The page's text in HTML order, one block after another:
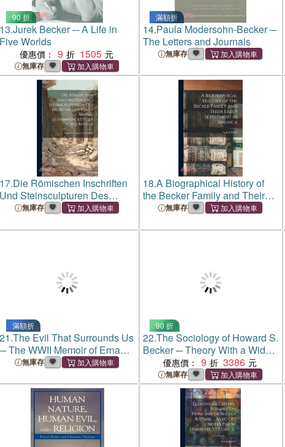
90 折
13.Jurek Becker ─ A Life in
Five Worlds
優惠價： 9 1505
無庫存
滿額折
14.Paula Modersohn-Becker ─
The Letters and Journals
無庫存
17.Die Römischen Inschriften
Und Steinsculpturen Des
Museums Der Stadt Mainz,
Becker
無庫存
18.A Biographical History of
the Becker Family and Their
Early Settlement in America
無庫存
滿額折
21.The Evil That Surrounds Us
─ The WWII Memoir of Erna
Becker-Kohen
無庫存
90 折
22.The Sociology of Howard S.
Becker ─ Theory With a Wide
Horizon優惠價： 9 3386
無庫存